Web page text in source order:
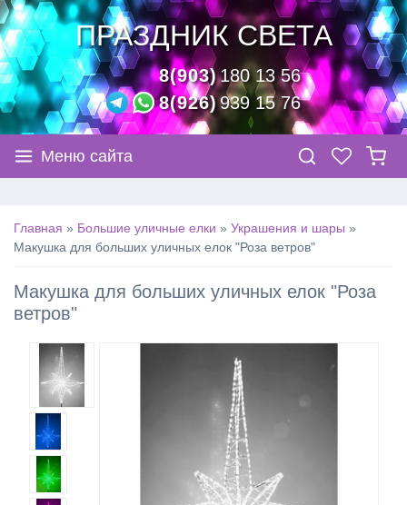
ПРАЗДНИК СВЕТА
8(903)180 13 56
8(926)939 15 76
Меню сайта
Главная » Большие уличные елки » Украшения и шары »
Макушка для больших уличных елок "Роза ветров"
Макушка для больших уличных елок "Роза
ветров"